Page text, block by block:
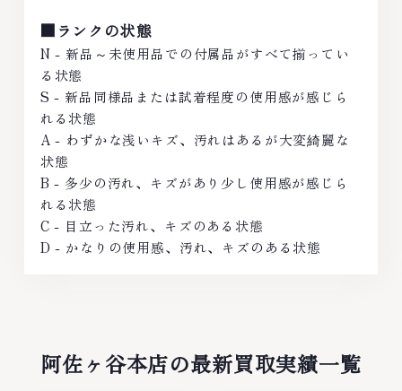
■ランクの状態
N - 新品～未使用品での付属品がすべて揃ってい
る状態
S - 新品同様品または試着程度の使用感が感じら
れる状態
A - わずかな浅いキズ、汚れはあるが大変綺麗な
状態
B - 多少の汚れ、キズがあり少し使用感が感じら
れる状態
C - 目立った汚れ、キズのある状態
D - かなりの使用感、汚れ、キズのある状態
阿佐ヶ谷本店の最新買取実績一覧